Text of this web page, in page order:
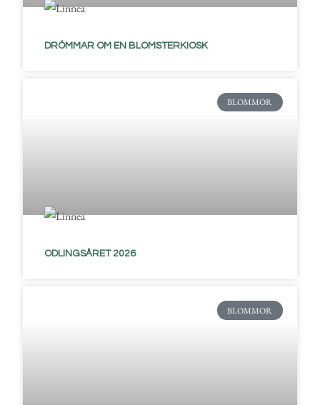
DRÖMMAR OM EN BLOMSTERKIOSK
BLOMMOR
ODLINGSÅRET 2026
BLOMMOR